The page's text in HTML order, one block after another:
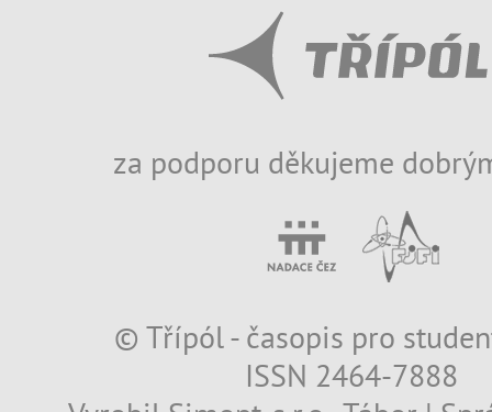
za podporu děkujeme
© Třípól - časopis pro
ISSN 2464-7888